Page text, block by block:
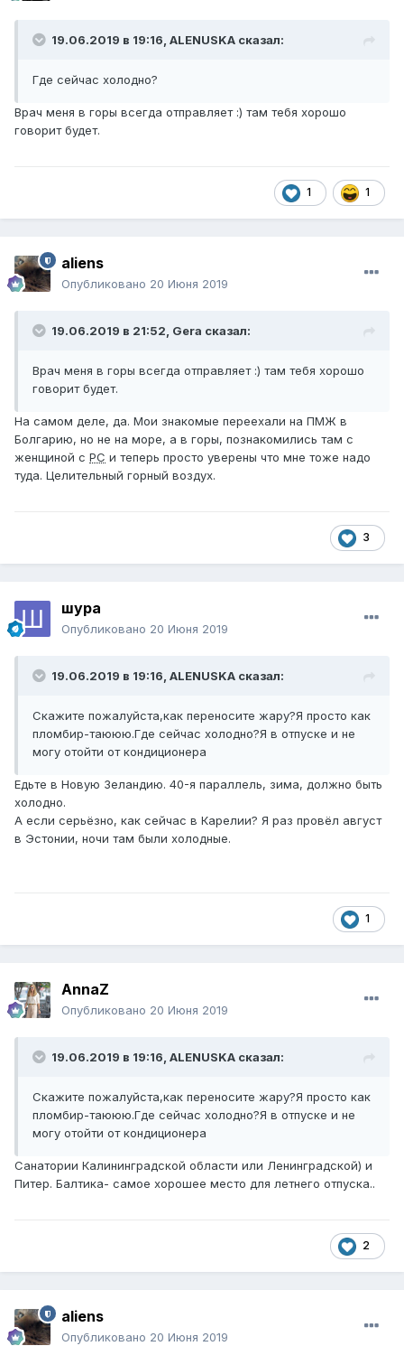
19.06.2019 в 19:16, ALENUSKA сказал:
Где сейчас холодно?
Врач меня в горы всегда отправляет :) там тебя хорошо
говорит будет.
1 1
aliens
Опубликовано 20 Июня 2019
19.06.2019 в 21:52, Gera сказал:
Врач меня в горы всегда отправляет :) там тебя хорошо
говорит будет.
На самом деле, да. Мои знакомые переехали на ПМЖ в
Болгарию, но не на море, а в горы, познакомились там с
женщиной с РС и теперь просто уверены что мне тоже надо
туда. Целительный горный воздух.
3
шура
Опубликовано 20 Июня 2019
19.06.2019 в 19:16, ALENUSKA сказал:
Скажите пожалуйста,как переносите жару?Я просто как
пломбир-таююю.Где сейчас холодно?Я в отпуске и не
могу отойти от кондиционера
Едьте в Новую Зеландию. 40-я параллель, зима, должно быть
холодно.
А если серьёзно, как сейчас в Карелии? Я раз провёл август
в Эстонии, ночи там были холодные.
1
AnnaZ
Опубликовано 20 Июня 2019
19.06.2019 в 19:16, ALENUSKA сказал:
Скажите пожалуйста,как переносите жару?Я просто как
пломбир-таююю.Где сейчас холодно?Я в отпуске и не
могу отойти от кондиционера
Санатории Калининградской области или Ленинградской) и
Питер. Балтика- самое хорошее место для летнего отпуска..
2
aliens
Опубликовано 20 Июня 2019